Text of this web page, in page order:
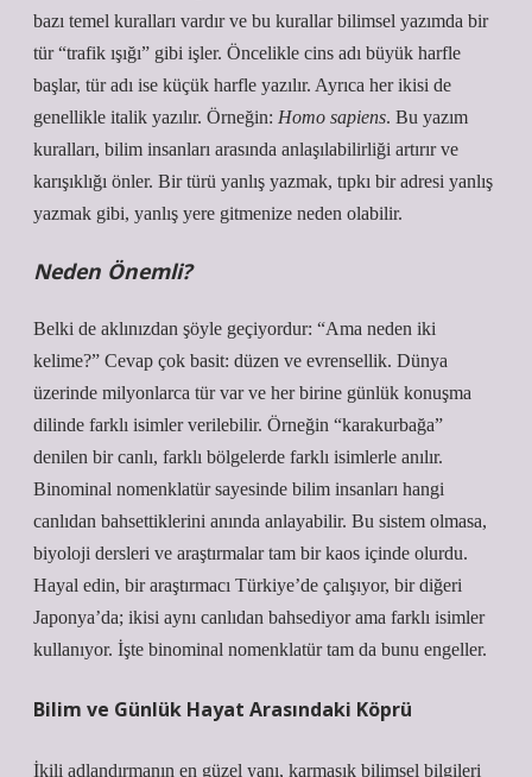
bazı temel kuralları vardır ve bu kurallar bilimsel yazımda bir
tür “trafik ışığı” gibi işler. Öncelikle cins adı büyük harfle
başlar, tür adı ise küçük harfle yazılır. Ayrıca her ikisi de
genellikle italik yazılır. Örneğin: Homo sapiens. Bu yazım
kuralları, bilim insanları arasında anlaşılabilirliği artırır ve
karışıklığı önler. Bir türü yanlış yazmak, tıpkı bir adresi yanlış
yazmak gibi, yanlış yere gitmenize neden olabilir.
Neden Önemli?
Belki de aklınızdan şöyle geçiyordur: “Ama neden iki
kelime?” Cevap çok basit: düzen ve evrensellik. Dünya
üzerinde milyonlarca tür var ve her birine günlük konuşma
dilinde farklı isimler verilebilir. Örneğin “karakurbağa”
denilen bir canlı, farklı bölgelerde farklı isimlerle anılır.
Binominal nomenklatür sayesinde bilim insanları hangi
canlıdan bahsettiklerini anında anlayabilir. Bu sistem olmasa,
biyoloji dersleri ve araştırmalar tam bir kaos içinde olurdu.
Hayal edin, bir araştırmacı Türkiye’de çalışıyor, bir diğeri
Japonya’da; ikisi aynı canlıdan bahsediyor ama farklı isimler
kullanıyor. İşte binominal nomenklatür tam da bunu engeller.
Bilim ve Günlük Hayat Arasındaki Köprü
İkili adlandırmanın en güzel yanı, karmaşık bilimsel bilgileri